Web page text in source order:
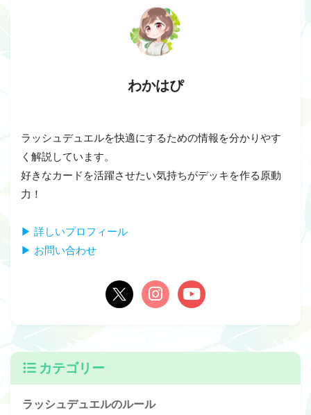
わかはぴ
ラッシュデュエルを快適にするための情報を分かりやす
く解説しています。
好きなカードを活躍させたい気持ちがデッキを作る原動
力！
▶ 詳しいプロフィール
▶ お問い合わせ
カテゴリー
ラッシュデュエルのルール